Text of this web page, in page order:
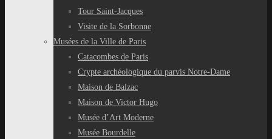
Tour Saint-Jacques
Visite de la Sorbonne
Musées de la Ville de Paris
Catacombes de Paris
Crypte archéologique du parvis Notre-Dame
Maison de Balzac
Maison de Victor Hugo
Musée d’Art Moderne
Musée Bourdelle